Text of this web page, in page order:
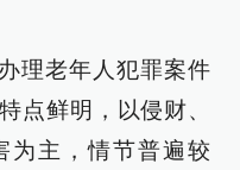
理老年人犯罪案件
点鲜明，以侵财、
为主，情节普遍较